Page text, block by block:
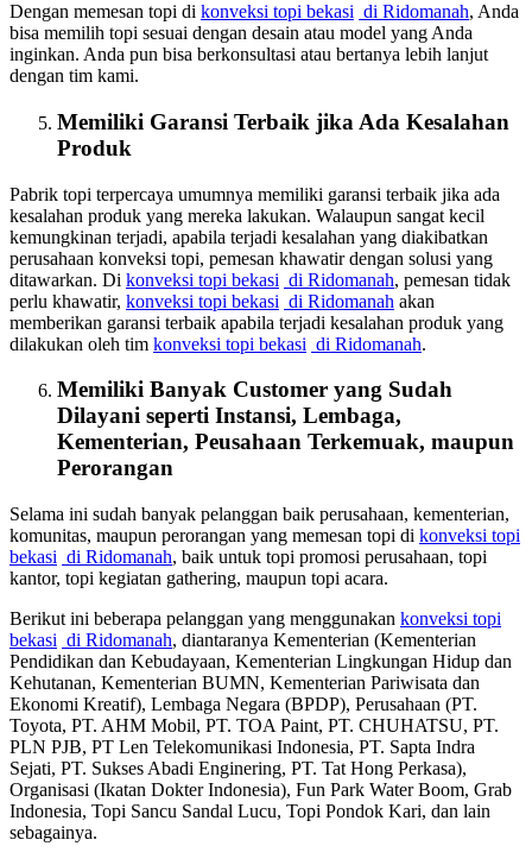
Dengan memesan topi di konveksi topi bekasi di Ridomanah, Anda
bisa memilih topi sesuai dengan desain atau model yang Anda
inginkan. Anda pun bisa berkonsultasi atau bertanya lebih lanjut
dengan tim kami.
Memiliki Garansi Terbaik jika Ada Kesalahan
Produk
Pabrik topi terpercaya umumnya memiliki garansi terbaik jika ada
kesalahan produk yang mereka lakukan. Walaupun sangat kecil
kemungkinan terjadi, apabila terjadi kesalahan yang diakibatkan
perusahaan konveksi topi, pemesan khawatir dengan solusi yang
ditawarkan. Di konveksi topi bekasi di Ridomanah, pemesan tidak
perlu khawatir, konveksi topi bekasi di Ridomanah akan
memberikan garansi terbaik apabila terjadi kesalahan produk yang
dilakukan oleh tim konveksi topi bekasi di Ridomanah.
Memiliki Banyak Customer yang Sudah
Dilayani seperti Instansi, Lembaga,
Kementerian, Peusahaan Terkemuak, maupun
Perorangan
Selama ini sudah banyak pelanggan baik perusahaan, kementerian,
komunitas, maupun perorangan yang memesan topi di konveksi topi
bekasi di Ridomanah, baik untuk topi promosi perusahaan, topi
kantor, topi kegiatan gathering, maupun topi acara.
Berikut ini beberapa pelanggan yang menggunakan konveksi topi
bekasi di Ridomanah, diantaranya Kementerian (Kementerian
Pendidikan dan Kebudayaan, Kementerian Lingkungan Hidup dan
Kehutanan, Kementerian BUMN, Kementerian Pariwisata dan
Ekonomi Kreatif), Lembaga Negara (BPDP), Perusahaan (PT.
Toyota, PT. AHM Mobil, PT. TOA Paint, PT. CHUHATSU, PT.
PLN PJB, PT Len Telekomunikasi Indonesia, PT. Sapta Indra
Sejati, PT. Sukses Abadi Enginering, PT. Tat Hong Perkasa),
Organisasi (Ikatan Dokter Indonesia), Fun Park Water Boom, Grab
Indonesia, Topi Sancu Sandal Lucu, Topi Pondok Kari, dan lain
sebagainya.